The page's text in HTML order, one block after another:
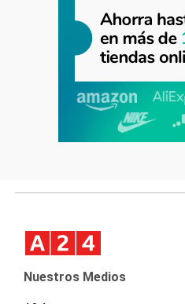
Nuestros Medios